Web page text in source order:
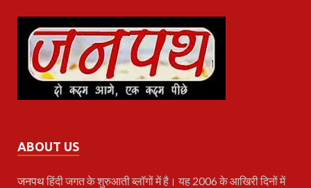
ABOUT US
जनपथहिंदी जगत के शुरुआती ब्लॉगों में है। यह 2006 के आखिरी दिनों में